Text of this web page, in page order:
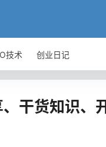
技术 创业日记
干货知识、